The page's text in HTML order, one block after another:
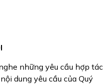
những yêu cầu hợp tác
dung yêu cầu của Quý